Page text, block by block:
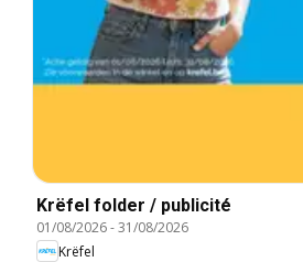
Krëfel folder / publicité
01/08/2026-31/08/2026
Krëfel